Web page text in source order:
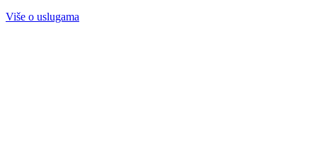
Više o uslugama